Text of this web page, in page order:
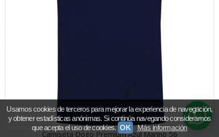
Camiseta Dogo Premium Azul Marino 56
Usamos cookies de terceros para mejorar la experiencia de navegación,
y obtener estadísticas anónimas. Si continúa navegando consideramos
que acepta el uso de cookies. OK Más información